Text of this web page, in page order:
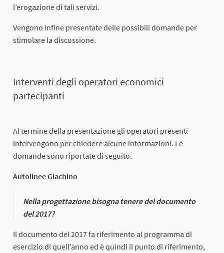
l’erogazione di tali servizi.
Vengono infine presentate delle possibili domande per
stimolare la discussione.
Interventi degli operatori economici
partecipanti
Al termine della presentazione gli operatori presenti
intervengono per chiedere alcune informazioni. Le
domande sono riportate di seguito.
Autolinee Giachino
Nella progettazione bisogna tenere del documento
del 2017?
Il documento del 2017 fa riferimento al programma di
esercizio di quell’anno ed è quindi il punto di riferimento,